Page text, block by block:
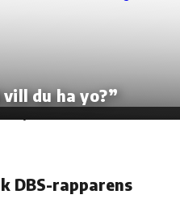
du ha yo?”
DBS-rapparens